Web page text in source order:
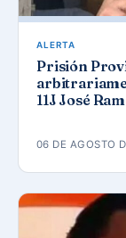
ALERTA
Prisión
11J José
06 DE AGOSTO